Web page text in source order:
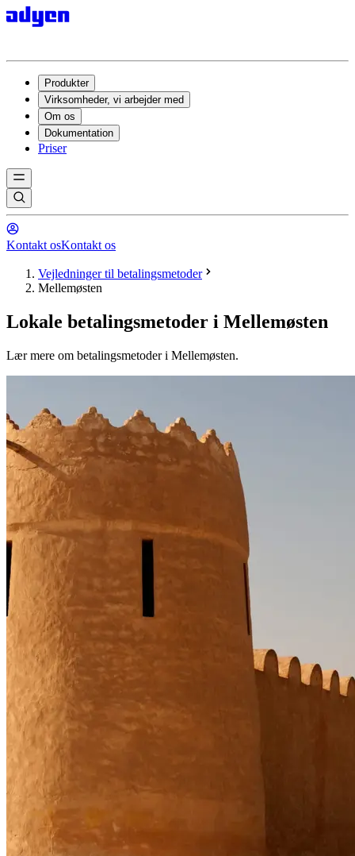
Produkter
Virksomheder, vi arbejder med
Om os
Dokumentation
Priser
Kontakt osKontakt os
Vejledninger til betalingsmetoder
Mellemøsten
Lokale betalingsmetoder i Mellemøsten
Lær mere om betalingsmetoder i Mellemøsten.